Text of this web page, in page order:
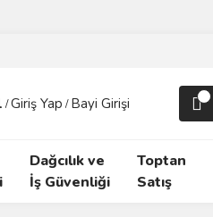
/Giriş Yap / Bayi Girişi
Dağcılık ve
İş Güvenliği
Toptan
Satış